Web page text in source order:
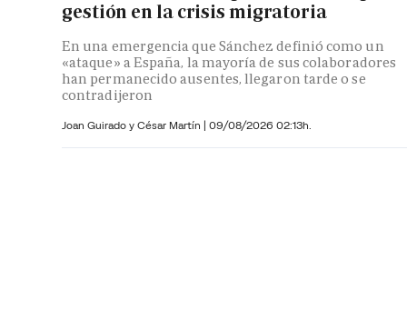
gestión en la crisis migratoria
En una emergencia que Sánchez definió como un
«ataque» a España, la mayoría de sus colaboradores
han permanecido ausentes, llegaron tarde o se
contradijeron
Joan Guirado y César Martín | 09/08/2026 02:13h.